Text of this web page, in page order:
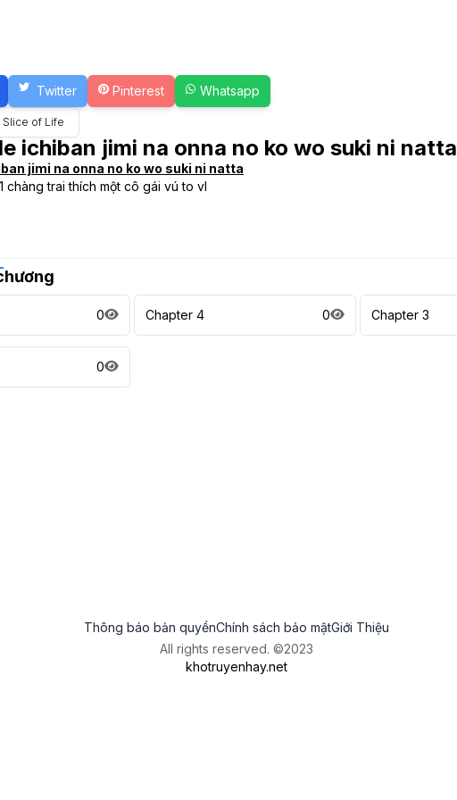
Twitter Pinterest Whatsapp
Slice of Life
ichiban jimi na onna no ko wo suki ni natta
jimi na onna no ko wo suki ni natta
chàng trai thích một cô gái vú to vl
0 Chapter 4 0 Chapter 3
0
Thông báo bản quyềnChính sách bảo mậtGiới Thiệu
All rights reserved. ©2023
khotruyenhay.net